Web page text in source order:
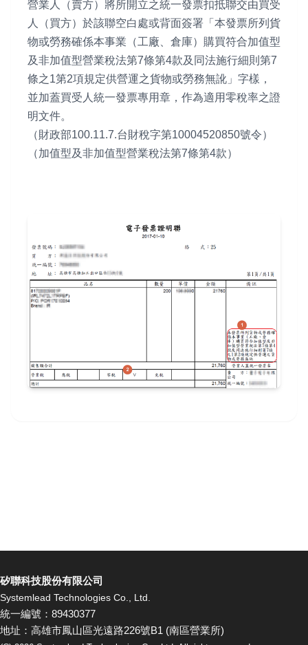
營業人（賣方）將所開立之統一發票扣抵聯交由買受
人（買方）於該聯空白處或背面簽署「本發票所列貨
物或勞務確係本事業（工廠、倉庫）購買符合加值型
及非加值型營業稅法第7條第4款及同法施行細則第7
條之1第2項規定供營運之貨物或勞務無訛」字樣，
並加蓋買受人統一發票專用章，作為適用零稅率之證
明文件。
（財政部100.11.7.台財稅字第10004520850號令）
（加值型及非加值型營業稅法第7條第4款）
矽聯科技股份有限公司
Systemlead Technologies Co., Ltd.
統一編號：89430377
地址：高雄市鳳山區光遠路226號B1 (南區營業所)